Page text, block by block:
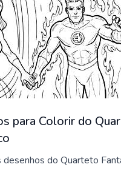
para Colorir do
desenhos do Quarteto